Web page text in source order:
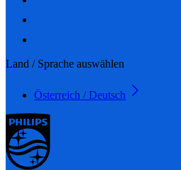
Land / Sprache auswählen
Österreich / Deutsch